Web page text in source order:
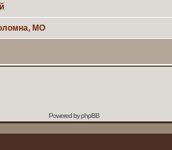
МО
Powered byphpBB